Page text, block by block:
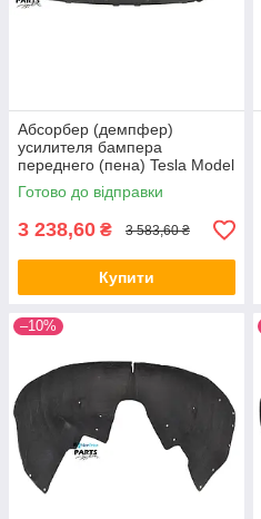
Абсорбер (демпфер)
усилителя бампера
переднего (пена) Tesla Model
3 (1104669-00-F) ALL
Качество + 1123
Готово до відправки
3 238,60 ₴ 3 583,60 ₴
Купити
–10%